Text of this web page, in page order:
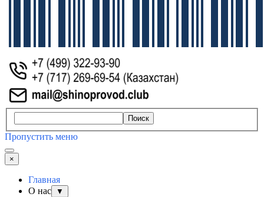
Поиск
Пропустить меню
×
Главная
О нас
▼